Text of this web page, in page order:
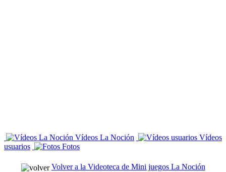
Vídeos La Noción
Vídeos
usuarios
Fotos
Volver a la Videoteca de Mini juegos La Noción